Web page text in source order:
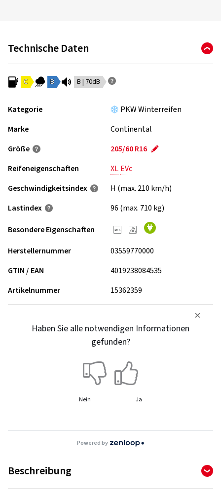
Technische Daten
C B B | 70dB
Kategorie
PKW Winterreifen
Marke
Continental
Größe
205/60 R16
Reifeneigenschaften
XL EVc
Geschwindigkeits­index
H (max. 210 km/h)
Lastindex
96 (max. 710 kg)
Besondere Eigenschaften
Herstellernummer
03559770000
GTIN / EAN
4019238084535
Artikelnummer
15362359
Haben Sie alle notwendigen Informationen
gefunden?
Nein Ja
Powered by
Beschreibung
WinterContact TS 870 - Eigentlich nur schwarzes Gummi.